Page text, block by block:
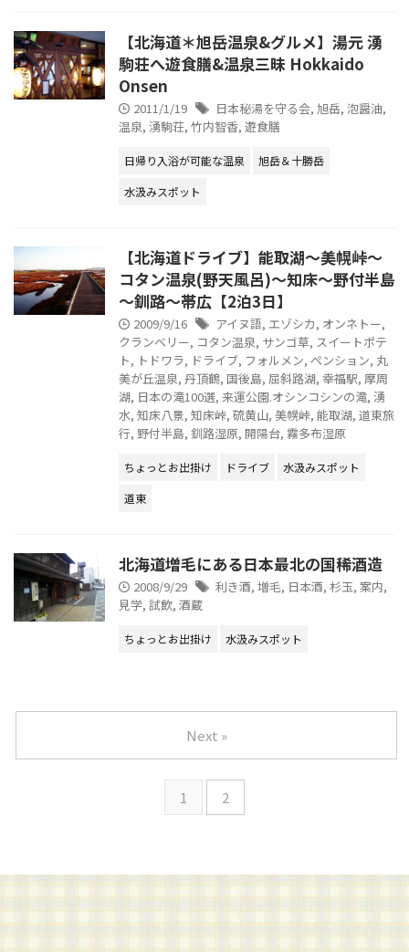
【北海道＊旭岳温泉&グルメ】湯元 湧
駒荘へ遊食膳&温泉三昧 Hokkaido
Onsen
2011/1/19 日本秘湯を守る会, 旭岳, 泡醤油,
温泉, 湧駒荘, 竹内智香, 遊食膳
日帰り入浴が可能な温泉
旭岳＆十勝岳
水汲みスポット
【北海道ドライブ】能取湖～美幌峠～
コタン温泉(野天風呂)～知床～野付半島
～釧路～帯広【2泊3日】
2009/9/16 アイヌ語, エゾシカ, オンネトー,
クランベリー, コタン温泉, サンゴ草, スイートポテ
ト, トドワラ, ドライブ, フォルメン, ペンション, 丸
美が丘温泉, 丹頂鶴, 国後島, 屈斜路湖, 幸福駅, 摩周
湖, 日本の滝100選, 来運公園.オシンコシンの滝, 湧
水, 知床八景, 知床峠, 硫黄山, 美幌峠, 能取湖, 道東旅
行, 野付半島, 釧路湿原, 開陽台, 霧多布湿原
ちょっとお出掛け ドライブ
水汲みスポット
道東
北海道増毛にある日本最北の国稀酒造
2008/9/29 利き酒, 増毛, 日本酒, 杉玉, 案内,
見学, 試飲, 酒蔵
ちょっとお出掛け 水汲みスポット
1 2
Next »